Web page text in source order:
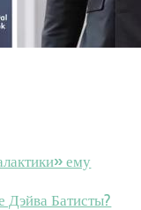
ему
Дэйва Батисты?